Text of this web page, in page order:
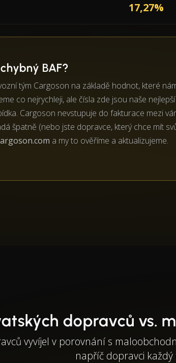
17,27%
BAF?
tým Cargoson na základě hodnot, které
co nejrychleji, ale čísla zde jsou naše
Cargoson nevstupuje do fakturace mezi
špatně (nebo jste dopravce, který chce mít
a my to ověříme a aktualizujeme.
dopravců vs.
vyvíjel v porovnání s
napříč dopravci každý